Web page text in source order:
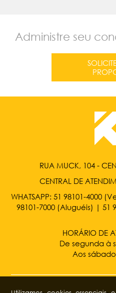
Administre seu
RUA MUCK, 104 -
CENTRAL DE
WHATSAPP: 51 98101-4000
98101-7000 (Aluguéis) |51
HORÁRIO DE
De segunda à
Aos